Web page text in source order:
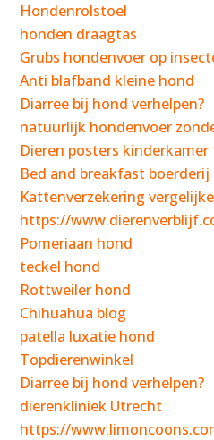
Hondenrolstoel
honden draagtas
Grubs hondenvoer op
Anti blafband kleine hond
Diarree bij hond verhelpen?
natuurlijk hondenvoer
Dieren posters kinderkamer
Bed and breakfast boerderij
Kattenverzekering
https://
Pomeriaan hond
teckel hond
Rottweiler hond
Chihuahua blog
patella luxatie hond
Topdierenwinkel
Diarree bij hond verhelpen?
dierenkliniek Utrecht
https://